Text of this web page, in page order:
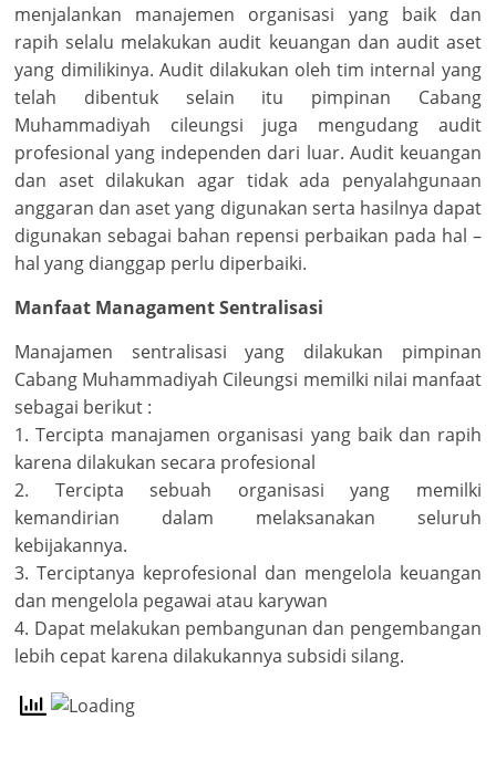
menjalankan manajemen organisasi yang baik dan
rapih selalu melakukan audit keuangan dan audit aset
yang dimilikinya. Audit dilakukan oleh tim internal yang
telah dibentuk selain itu pimpinan Cabang
Muhammadiyah cileungsi juga mengudang audit
profesional yang independen dari luar. Audit keuangan
dan aset dilakukan agar tidak ada penyalahgunaan
anggaran dan aset yang digunakan serta hasilnya dapat
digunakan sebagai bahan repensi perbaikan pada hal –
hal yang dianggap perlu diperbaiki.
Manfaat Managament Sentralisasi
Manajamen sentralisasi yang dilakukan pimpinan
Cabang Muhammadiyah Cileungsi memilki nilai manfaat
sebagai berikut :
1. Tercipta manajamen organisasi yang baik dan rapih
karena dilakukan secara profesional
2. Tercipta sebuah organisasi yang memilki
kemandirian dalam melaksanakan seluruh
kebijakannya.
3. Terciptanya keprofesional dan mengelola keuangan
dan mengelola pegawai atau karywan
4. Dapat melakukan pembangunan dan pengembangan
lebih cepat karena dilakukannya subsidi silang.